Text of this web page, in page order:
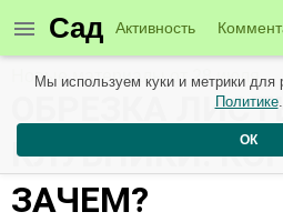
Сад Активность
Новые материалы от 28 июля
ОБРЕЗКА
КЛУБНИКИ:
ЗАЧЕМ?
Мы используем куки и метрики для
Политике.
ОК